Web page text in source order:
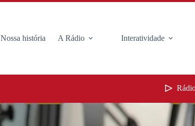
Nossa história A Rádio Interatividade